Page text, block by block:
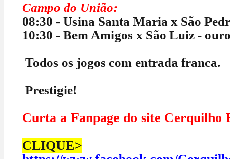
Campo do União:
08:30 - Usina Santa Maria x São
10:30 - Bem Amigos x São Luiz -
Todos os jogos com entrada franca.
Prestigie!
Curta a Fanpage do site
CLIQUE>